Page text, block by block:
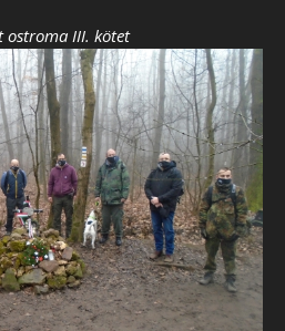
ostroma III. kötet